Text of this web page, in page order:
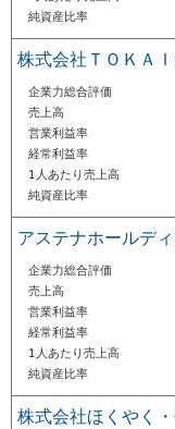
純資産比率
株式会社ＴＯＫＡ
企業力総合評価
売上高
営業利益率
経常利益率
1人あたり売上高
純資産比率
アステナホールデ
企業力総合評価
売上高
営業利益率
経常利益率
1人あたり売上高
純資産比率
株式会社ほくやく